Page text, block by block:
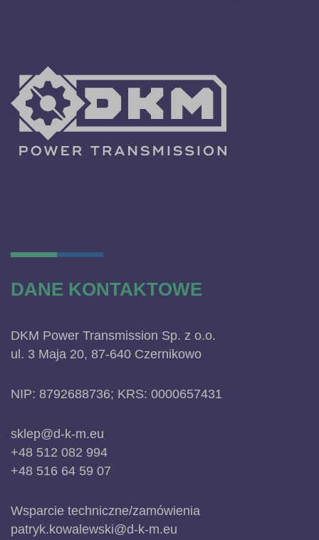
DANE KONTAKTOWE
DKM Power Transmission Sp. z o.o.
ul. 3 Maja 20, 87-640 Czernikowo
NIP: 8792688736; KRS: 0000657431
sklep@d-k-m.eu
+48 512 082 994
+48 516 64 59 07
Wsparcie techniczne/zamówienia
patryk.kowalewski@d-k-m.eu